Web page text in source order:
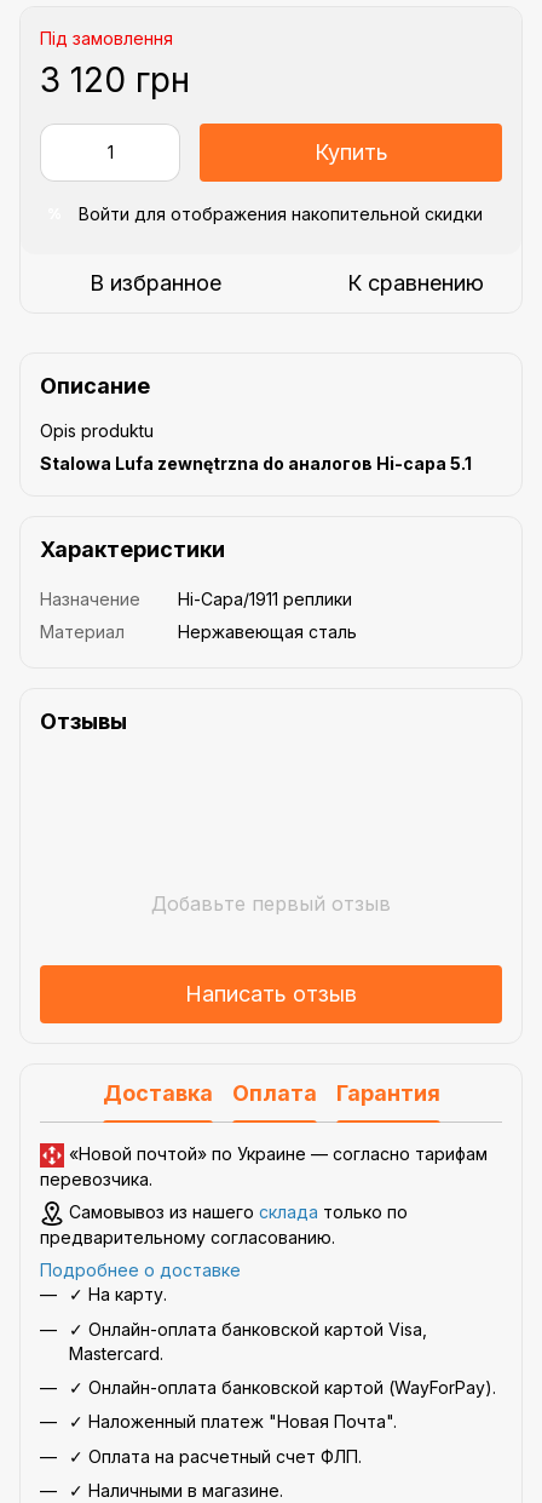
Під замовлення
3 120 грн
Купить
Войти для отображения накопительной скидки
В избранное К сравнению
Описание
Opis produktu
Stalowa Lufa zewnętrzna do аналогов Hi-capa 5.1
Характеристики
Назначение
Hi-Capa/1911 реплики
Материал
Нержавеющая сталь
Отзывы
Добавьте первый отзыв
Написать отзыв
Доставка Оплата Гарантия
«Новой почтой» по Украине — согласно тарифам
перевозчика.
Самовывоз из нашего склада только по
предварительному согласованию.
Подробнее о доставке
✓ На карту.
✓ Онлайн-оплата банковской картой Visa,
Mastercard.
✓ Онлайн-оплата банковской картой (WayForPay).
✓ Наложенный платеж "Новая Почта".
✓ Оплата на расчетный счет ФЛП.
✓ Наличными в магазине.